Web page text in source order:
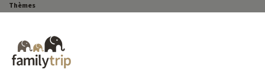
Thèmes
Court séjour de dernière minute
Court séjour Insolite
Destinations